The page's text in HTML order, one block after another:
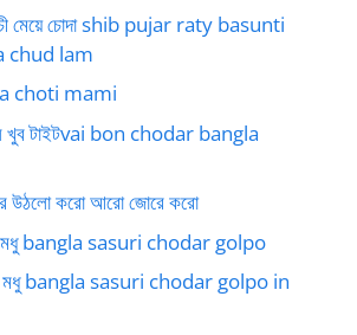
মেয়ে চোদা shib pujar raty basunti
chud lam
choti mami
খুব টাইটvai bon chodar bangla
উঠলো করো আরো জোরে করো
মধু bangla sasuri chodar golpo
মধু bangla sasuri chodar golpo in